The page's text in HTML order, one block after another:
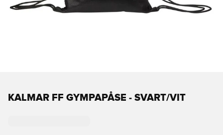
KALMAR FF GYMPAPÅSE - SVART/VIT